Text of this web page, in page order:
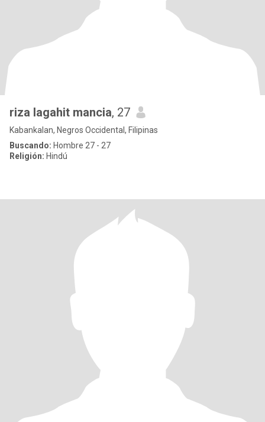
riza lagahit mancia, 27
Kabankalan, Negros Occidental, Filipinas
Buscando: Hombre 27 - 27
Religión: Hindú